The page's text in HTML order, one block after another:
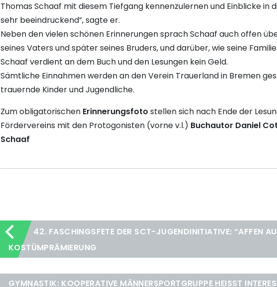
Thomas Schaaf mit diesem Tiefgang kennenzulernen und Einblicke in
sehr beeindruckend”, sagte er.
Neben den vielen schönen Erinnerungen sprach Schaaf auch offen
seines Vaters und später seines Bruders, und darüber, wie seine
Schaaf verdient an dem Buch und den Lesungen kein Geld.
Sämtliche Einnahmen werden an den Verein Trauerland in Bremen
trauernde Kinder und Jugendliche.
Zum obligatorischen Erinnerungsfoto stellen sich nach Ende der
Fördervereins mit den Protogonisten (vorne v.l.) Buchautor Daniel
Schaaf
42. FASCHINGSFETE DER SCT-JUGENDINITIATIVE: “AFFEN
KOSTÜMPRÄMIERUNG
GYMNASTIK: KOOPERATIVE MÄNNERSPORTGRUPPE HEISST